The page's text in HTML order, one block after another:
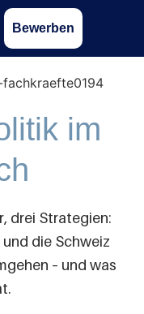
Bewerben
im
drei Strategien:
die Schweiz
– und was